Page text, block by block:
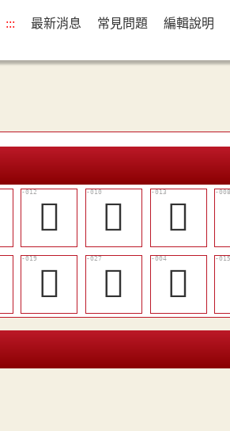
::: 最新消息 常見問題 編輯說明
󴏓 󴏑 󴏔
󴏙 󴏡 𥨬